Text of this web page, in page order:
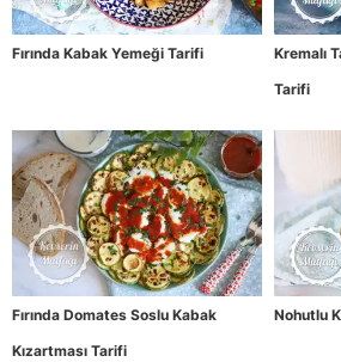
Fırında Kabak Yemeği Tarifi
Kremalı
Tarifi
Fırında Domates Soslu Kabak
Kızartması Tarifi
Nohutlu